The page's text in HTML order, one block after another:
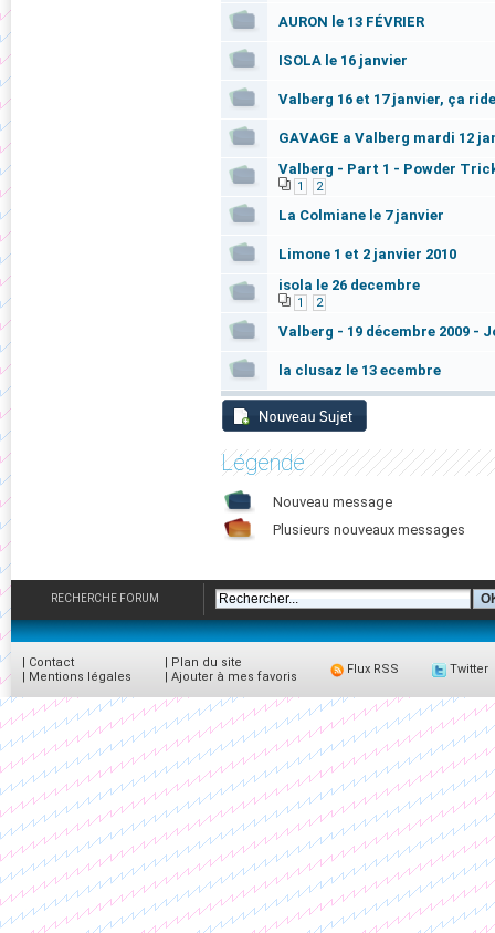
AURON le 13 FÉVRIER
ISOLA le 16 janvier
Valberg 16 et 17 janvier, ça
GAVAGE a Valberg mardi 12
Valberg - Part 1 - Powder
1 2
La Colmiane le 7 janvier
Limone 1 et 2 janvier 2010
isola le 26 decembre
1 2
Valberg - 19 décembre 2009 -
la clusaz le 13 ecembre
Légende
Nouveau message
Plusieurs nouveaux messages
RECHERCHE FORUM
| Contact
| Mentions légales
| Plan du site
| Ajouter à mes favoris
Flux RSS Twitter